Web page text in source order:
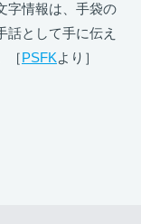
字情報は、手袋の
話として手に伝え
［PSFKより］